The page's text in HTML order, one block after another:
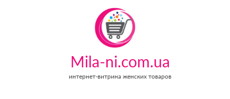
Mila-ni.com.ua
интернет-витрина женских товаров